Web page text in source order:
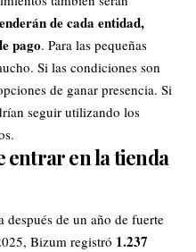
de cada entidad,
pago. Para las pequeñas
Si las condiciones son
de ganar presencia. Si
seguir utilizando los
entrar en la tienda
después de un año de fuerte
Bizum registró 1.237